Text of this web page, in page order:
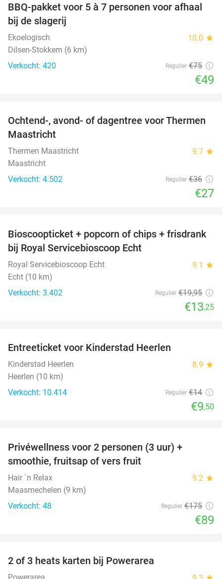
35%
BBQ-pakket voor 5 à 7 personen voor afhaal
bij de slagerij
Ekoelogisch 10.0 star
Dilsen-Stokkem (6 km)
Verkocht: 420
Regulier €75
€49
25%
Ochtend-, avond- of dagentree voor Thermen
Maastricht
Thermen Maastricht 9.7 star
Maastricht
Verkocht: 4.502
Regulier €36
€27
34%
Bioscoopticket + popcorn of chips + frisdrank
bij Royal Servicebioscoop Echt
Royal Servicebioscoop Echt 9.1 star
Echt (10 km)
Verkocht: 3.402
Regulier €19,95
€13,25
Entreeticket voor Kinderstad Heerlen
Kinderstad Heerlen 8.9 star
Heerlen (10 km)
Verkocht: 10.414
Regulier €14
€9,50
Privéwellness voor 2 personen (3 uur) +
smoothie, fruitsap of vers fruit
Hair ´n Relax 9.2 star
Maasmechelen (9 km)
Verkocht: 48
Regulier €175
€89
2 of 3 heats karten bij Powerarea